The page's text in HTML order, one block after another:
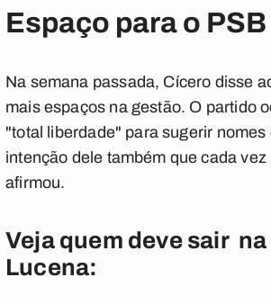
Espaço para o PSB
Na semana passada, Cícero disse
mais espaços na gestão. O partido
"total liberdade" para sugerir
intenção dele também que cada
afirmou.
Veja quem deve sair
Lucena: